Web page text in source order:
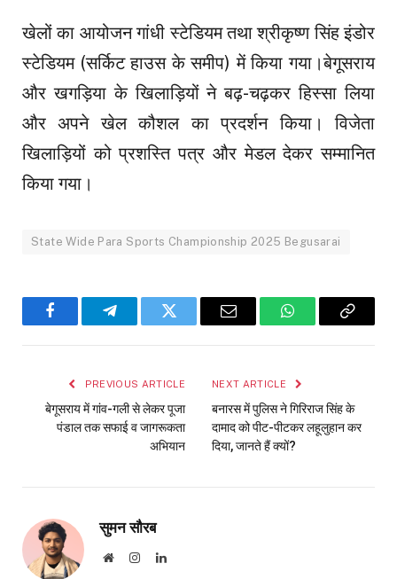
खेलों का आयोजन गांधी स्टेडियम तथा श्रीकृष्ण सिंह इंडोर
स्टेडियम (सर्किट हाउस के समीप) में किया गया।बेगूसराय
और खगड़िया के खिलाड़ियों ने बढ़-चढ़कर हिस्सा लिया
और अपने खेल कौशल का प्रदर्शन किया। विजेता
खिलाड़ियों को प्रशस्ति पत्र और मेडल देकर सम्मानित
किया गया।
State Wide Para Sports Championship 2025 Begusarai
FacebookTelegramTwitter Email WhatsAppCopy
PREVIOUS ARTICLE
बेगूसराय में गांव-गली से लेकर पूजा
पंडाल तक सफाई व जागरूकता
अभियान
NEXT ARTICLE
बनारस में पुलिस ने गिरिराज सिंह के
दामाद को पीट-पीटकर लहूलुहान कर
दिया, जानते हैं क्यों?
सुमन सौरब
WebsiteInstagramLinkedIn